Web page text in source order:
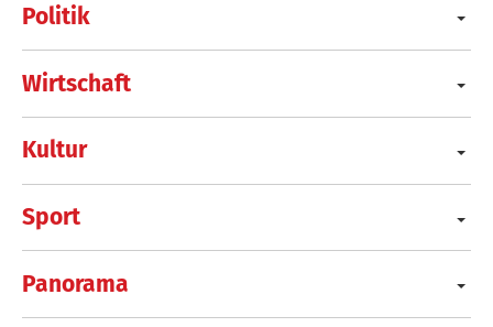
Politik
Wirtschaft
Kultur
Sport
Panorama